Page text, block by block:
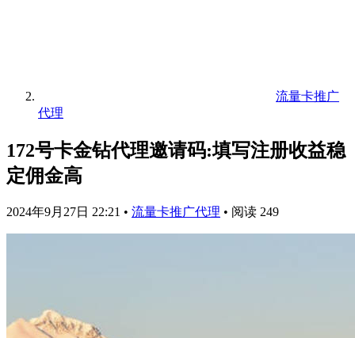
流量卡推广
代理
172号卡金钻代理邀请码:填写注册收益稳
定佣金高
2024年9月27日 22:21 • 流量卡推广代理 • 阅读 249